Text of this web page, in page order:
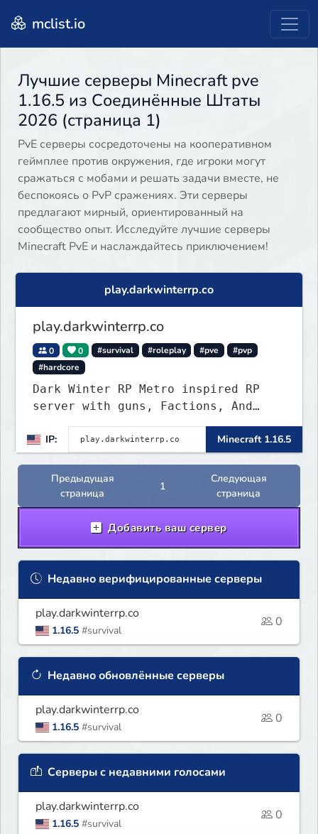
mclist.io
Лучшие серверы Minecraft pve
1.16.5 из Соединённые Штаты
2026 (страница 1)
PvE серверы сосредоточены на кооперативном
геймплее против окружения, где игроки могут
сражаться с мобами и решать задачи вместе, не
беспокоясь о PvP сражениях. Эти серверы
предлагают мирный, ориентированный на
сообщество опыт. Исследуйте лучшие серверы
Minecraft PvE и наслаждайтесь приключением!
play.darkwinterrp.co
play.darkwinterrp.co
0 0 #survival #roleplay #pve
#pvp
#hardcore
Dark Winter RP Metro inspired RP
server with guns, Factions, And
many more features.
IP:
Minecraft 1.16.5
Предыдущая
страница
1
Следующая
страница
Добавить ваш сервер
Недавно верифицированные серверы
play.darkwinterrp.co
1.16.5 #survival
0
Недавно обновлённые серверы
play.darkwinterrp.co
1.16.5 #survival
0
Серверы с недавними голосами
play.darkwinterrp.co
1.16.5 #survival
0